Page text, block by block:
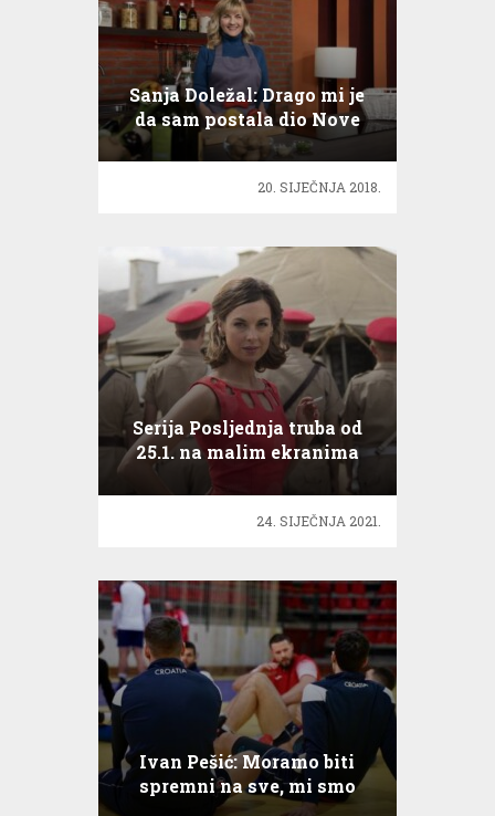
Sanja Doležal: Drago mi je
da sam postala dio Nove
TV
20. SIJEČNJA 2018.
Serija Posljednja truba od
25.1. na malim ekranima
24. SIJEČNJA 2021.
Ivan Pešić: Moramo biti
spremni na sve, mi smo
profesionalci